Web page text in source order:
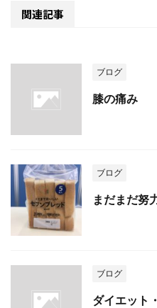
関連記事
ブログ
膝の痛み
ブログ
まだまだ努
ブログ
ダイエット